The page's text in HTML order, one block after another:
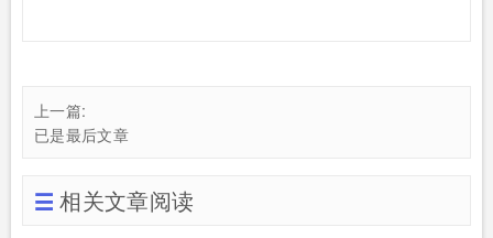
上一篇:
已是最后文章
相关文章阅读